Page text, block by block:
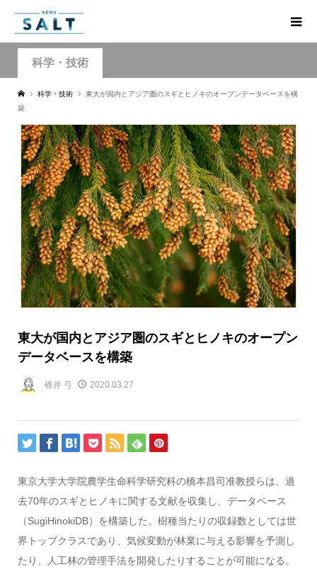
科学・技術
科学・技術
東大が国内とアジア圏のスギとヒノキのオープンデータベースを構
築
東大が国内とアジア圏のスギとヒノキのオープン
データベースを構築
碓井 弓 2020.03.27
東京大学大学院農学生命科学研究科の橋本昌司准教授らは、過
去70年のスギとヒノキに関する文献を収集し、データベース
（SugiHinokiDB）を構築した。樹種当たりの収録数としては世
界トップクラスであり、気候変動が林業に与える影響を予測し
たり、人工林の管理手法を開発したりすることが可能になる。